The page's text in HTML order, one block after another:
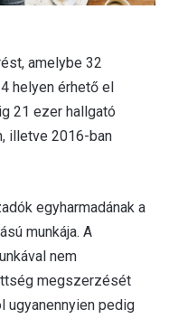
amelybe 32
helyen érhető el
21 ezer hallgató
illetve 2016-ban
egyharmadának a
munkája. A
nem
megszerzését
ugyanennyien pedig